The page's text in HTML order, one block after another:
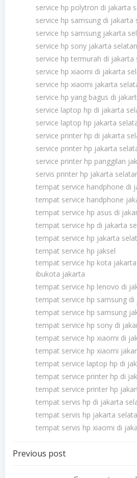
service hp polytron di jakarta
service hp samsung di jakarta
service hp samsung jakarta
service hp sony jakarta selatan
service hp termurah di jakarta
service hp xiaomi di jakarta
service hp xiaomi jakarta
service hp yang bagus di
service laptop hp di jakarta
service laptop hp jakarta
service printer hp di jakarta
service printer hp jakarta
service printer hp panggilan
servis printer hp jakarta
tempat service handphone di
tempat service handphone
tempat service hp asus di
tempat service hp di jakarta
tempat service hp jakarta
tempat service hp jaksel
tempat service hp kota
ibukota jakarta
tempat service hp lenovo di
tempat service hp samsung
tempat service hp samsung
tempat service hp sony di
tempat service hp xiaomi di
tempat service hp xiaomi
tempat service laptop hp di
tempat service printer hp di
tempat service printer hp
tempat servis hp di jakarta
tempat servis hp jakarta
tempat servis hp xiaomi di
Previous post